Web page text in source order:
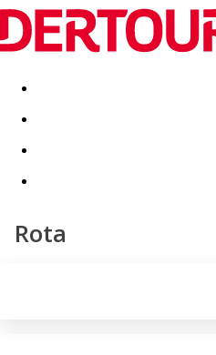
Destinatii Vacanta perfecta
Rota